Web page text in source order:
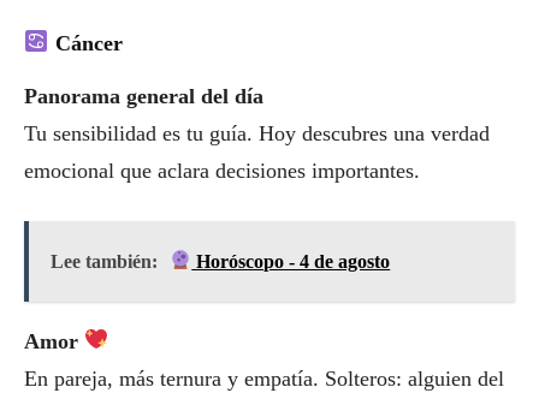
Cáncer
Panorama general del día
Tu sensibilidad es tu guía. Hoy descubres una verdad
emocional que aclara decisiones importantes.
Lee también: Horóscopo - 4 de agosto
Amor
En pareja, más ternura y empatía. Solteros: alguien del